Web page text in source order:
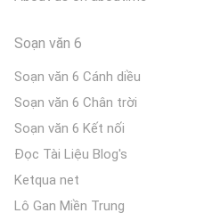
Soạn văn 6
Soạn văn 6 Cánh diều
Soạn văn 6 Chân trời
Soạn văn 6 Kết nối
Đọc Tài Liệu Blog's
Ketqua net
Lô Gan Miền Trung